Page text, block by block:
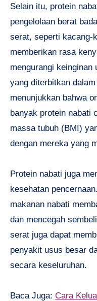
Selain itu, protein
pengelolaan berat
serat, seperti kacang-
memberikan rasa
mengurangi keinginan
yang diterbitkan dalam
menunjukkan bahwa
banyak protein nabati
massa tubuh (BMI)
dengan mereka yang
Protein nabati juga
kesehatan
makanan nabati
dan mencegah
serat juga dapat
penyakit usus besar
secara keseluruhan.
Baca Juga: Cara